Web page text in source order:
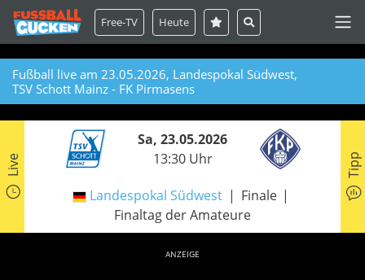
Free-TV Heute
Fußball live am 23.05.2026, Landespokal Südwest,
TSV Schott Mainz - FK Pirmasens
Live
Sa, 23.05.2026
13:30 Uhr
Landespokal Südwest
Finale
Finaltag der Amateure
Tipp
ANZEIGE